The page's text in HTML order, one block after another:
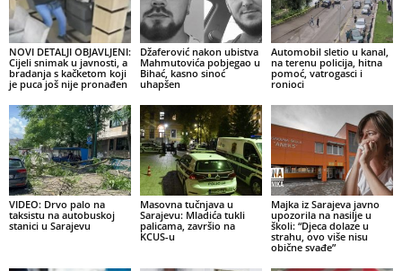
NOVI DETALJI OBJAVLJENI:
Cijeli snimak u javnosti, a
bradanja s kačketom koji
je puca još nije pronađen
Džaferović nakon ubistva
Mahmutovića pobjegao u
Bihać, kasno sinoć
uhapšen
Automobil sletio u kanal,
na terenu policija, hitna
pomoć, vatrogasci i
ronioci
VIDEO: Drvo palo na
taksistu na autobuskoj
stanici u Sarajevu
Masovna tučnjava u
Sarajevu: Mladića tukli
palicama, završio na
KCUS-u
Majka iz Sarajeva javno
upozorila na nasilje u
školi: “Djeca dolaze u
strahu, ovo više nisu
obične svađe”